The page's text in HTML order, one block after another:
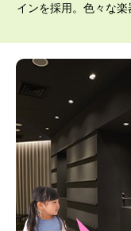
インを採用。色々な